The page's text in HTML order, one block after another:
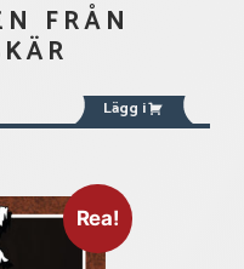
FRÅN
Lägg i
Rea!